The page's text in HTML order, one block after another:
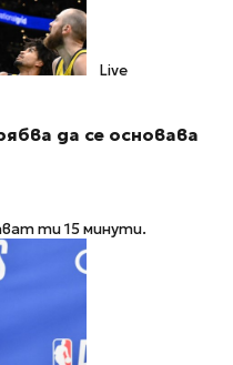
Live
да се основава
ти 15 минути.